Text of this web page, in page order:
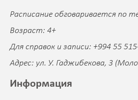
Расписание обговаривается по
Возраст: 4+
Для справок и записи: +994 55
Адрес: ул. У. Гаджибекова, 3
Информация